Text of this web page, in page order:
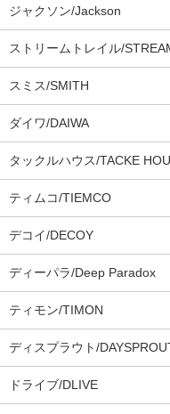
ジャクソン/Jackson
ストリームトレイル/
スミス/SMITH
ダイワ/DAIWA
タックルハウス/TACKE
ティムコ/TIEMCO
デコイ/DECOY
ディーパラ/Deep Paradox
ティモン/TIMON
ディスプラウト/
ドライブ/DLIVE